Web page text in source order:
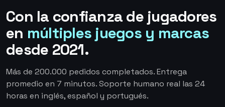
Con la confianza de jugadores
en múltiples juegos y marcas
desde 2021.
Más de 200.000 pedidos completados. Entrega
promedio en 7 minutos. Soporte humano real las 24
horas en inglés, español y portugués.